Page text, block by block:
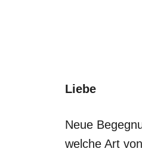
Liebe
Neue
welche Art